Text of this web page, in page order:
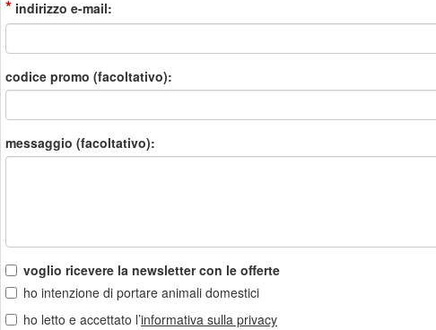
* indirizzo e-mail:
codice promo (facoltativo):
messaggio (facoltativo):
voglio ricevere la newsletter con le offerte
ho intenzione di portare animali domestici
ho letto e accettato l’informativa sulla privacy